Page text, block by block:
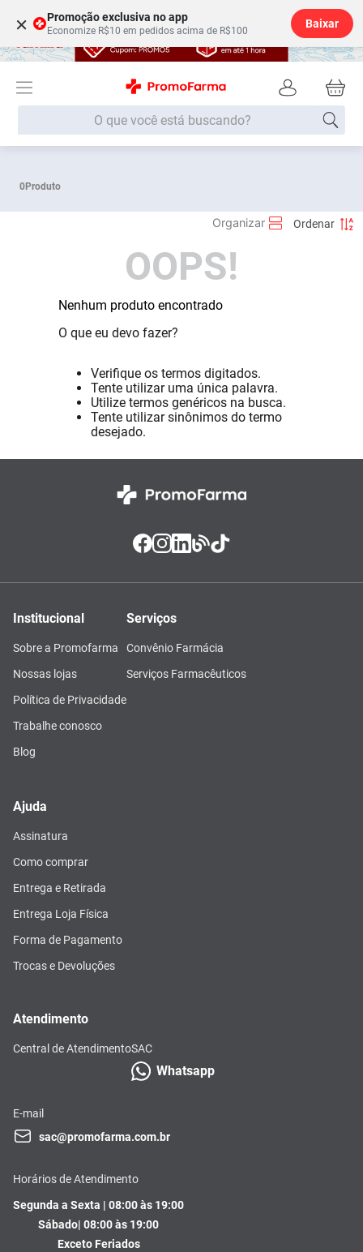
× Promoção exclusiva no app
Economize R$10 em pedidos acima de R$100
Baixar
O que você está buscando?
0Produto
OOPS!
Nenhum produto encontrado
O que eu devo fazer?
Verifique os termos digitados.
Tente utilizar uma única palavra.
Utilize termos genéricos na busca.
Tente utilizar sinônimos do termo
desejado.
Institucional
Sobre a Promofarma
Nossas lojas
Política de Privacidade
Trabalhe conosco
Blog
Serviços
Convênio Farmácia
Serviços Farmacêuticos
Ajuda
Assinatura
Como comprar
Entrega e Retirada
Entrega Loja Física
Forma de Pagamento
Trocas e Devoluções
Atendimento
Central de AtendimentoSAC
Whatsapp
E-mail
sac@promofarma.com.br
Horários de Atendimento
Segunda a Sexta | 08:00 às 19:00
Sábado| 08:00 às 19:00
Exceto Feriados
Lenço Umedecido
Fralda G
Shampoo
Absorvente
Vitamina D
Lavitan